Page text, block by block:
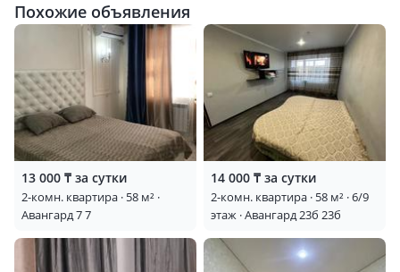
Похожие объявления
13 000 ₸ за сутки
2-комн. квартира · 58 м² ·
Авангард 7 7
14 000 ₸ за сутки
2-комн. квартира · 58 м² · 6/9
этаж · Авангард 23б 23б